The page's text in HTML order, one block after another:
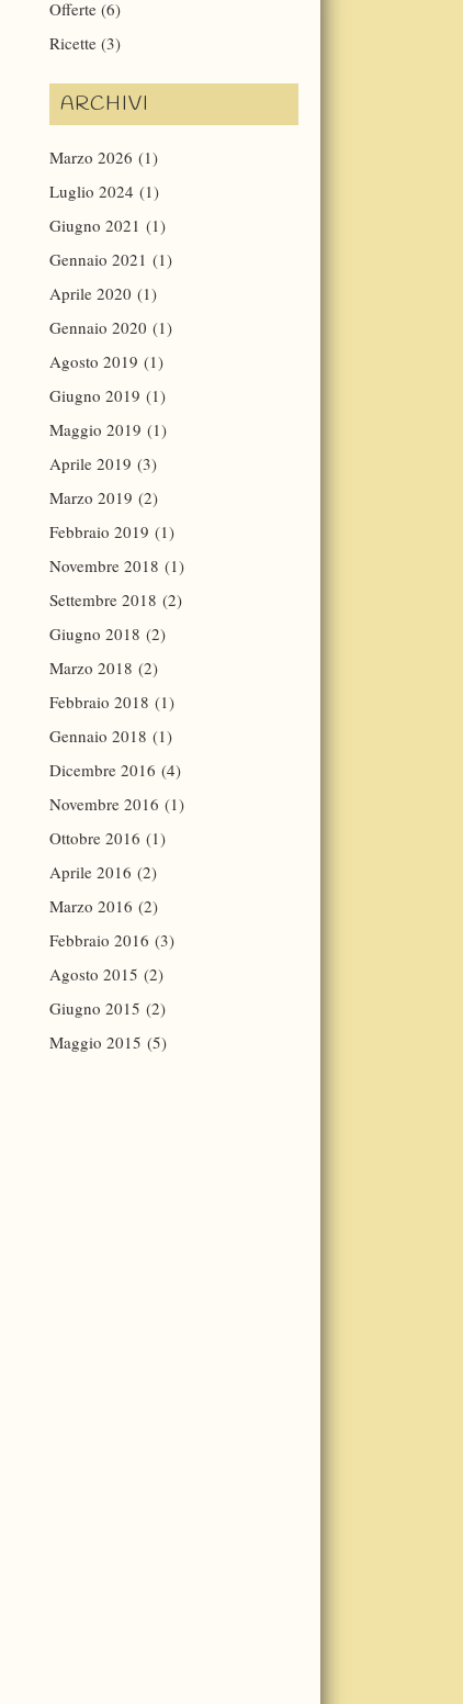
Offerte (6)
Ricette (3)
ARCHIVI
Marzo 2026 (1)
Luglio 2024 (1)
Giugno 2021 (1)
Gennaio 2021 (1)
Aprile 2020 (1)
Gennaio 2020 (1)
Agosto 2019 (1)
Giugno 2019 (1)
Maggio 2019 (1)
Aprile 2019 (3)
Marzo 2019 (2)
Febbraio 2019 (1)
Novembre 2018 (1)
Settembre 2018 (2)
Giugno 2018 (2)
Marzo 2018 (2)
Febbraio 2018 (1)
Gennaio 2018 (1)
Dicembre 2016 (4)
Novembre 2016 (1)
Ottobre 2016 (1)
Aprile 2016 (2)
Marzo 2016 (2)
Febbraio 2016 (3)
Agosto 2015 (2)
Giugno 2015 (2)
Maggio 2015 (5)